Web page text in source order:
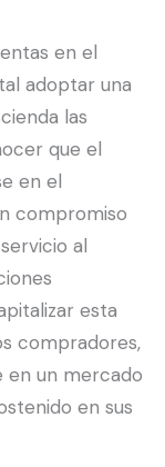
en el
adoptar una
las
que el
en el
compromiso
al
esta
compradores,
en un mercado
en sus